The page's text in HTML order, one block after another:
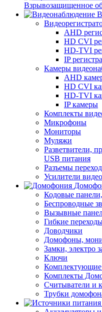
Взрывозащищенное
AHD
HD CVI
HD-TVI
IP
Камеры
AHD
HD CVI
HD-TVI
IP камеры
Комплекты
Микрофоны
Мониторы
Муляжи
Разветвители,
USB питания
Разъемы
Усилители
Кодовые
Беспроводные
Вызывные
Гибкие
Доводчики
Домофоны,
Замки, электро
Ключи
Комплекты
Считыватели и
Трубки